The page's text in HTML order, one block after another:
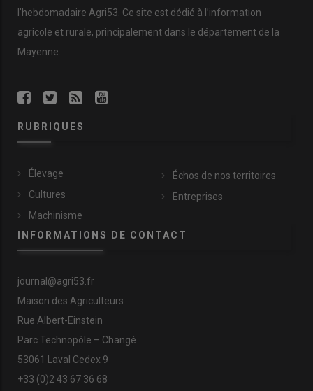
l’hebdomadaire Agri53. Ce site est dédié à l’information
agricole et rurale, principalement dans le département de la
Mayenne.
RUBRIQUES
Élevage
Cultures
Machinisme
Échos de nos territoires
Entreprises
INFORMATIONS DE CONTACT
journal@agri53.fr
Maison des Agriculteurs
Rue Albert-Einstein
Parc Technopôle – Changé
53061 Laval Cedex 9
+33 (0)2 43 67 36 68